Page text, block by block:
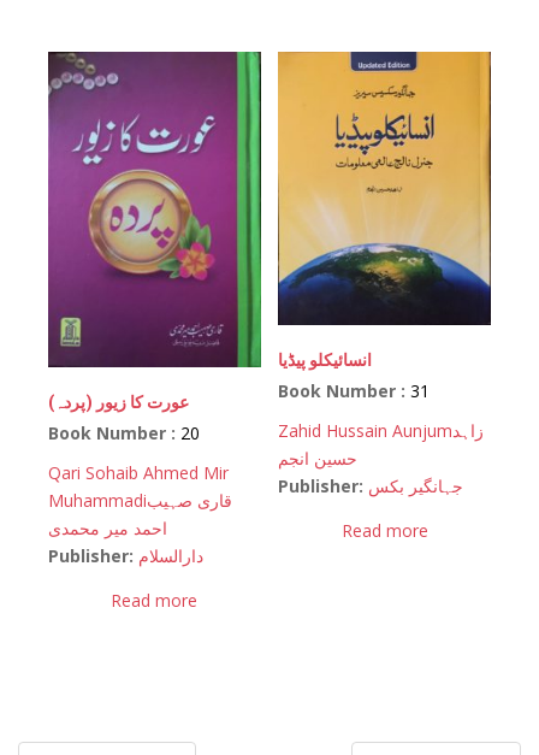
(عورت کا زیور (پردہ
Book Number : 20
Qari Sohaib Ahmed Mir
Muhammadiقاری صہیب
احمد میر محمدی
Publisher: دارالسلام
Read more
انسائیکلو پیڈیا
Book Number :31
Zahid Hussain Aunjumزاہد
حسین انجم
Publisher: جہانگیر بکس
Read more